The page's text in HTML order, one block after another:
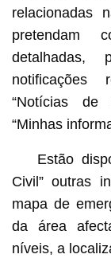
relacionadas
pretendam
detalhadas,
notificações
“Notícias de
“Minhas
Estão
Civil” outras
mapa de
da área
níveis, a